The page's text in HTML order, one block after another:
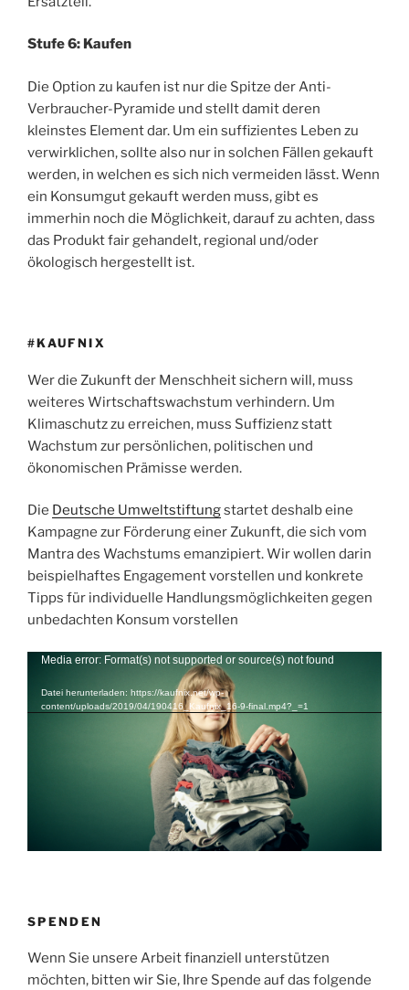
Stufe 6: Kaufen
Die Option zu kaufen ist nur die Spitze der Anti-
Verbraucher-Pyramide und stellt damit deren
kleinstes Element dar. Um ein suffizientes Leben zu
verwirklichen, sollte also nur in solchen Fällen gekauft
werden, in welchen es sich nich vermeiden lässt. Wenn
ein Konsumgut gekauft werden muss, gibt es
immerhin noch die Möglichkeit, darauf zu achten, dass
das Produkt fair gehandelt, regional und/oder
ökologisch hergestellt ist.
#KAUFNIX
Wer die Zukunft der Menschheit sichern will, muss
weiteres Wirtschaftswachstum verhindern. Um
Klimaschutz zu erreichen, muss Suffizienz statt
Wachstum zur persönlichen, politischen und
ökonomischen Prämisse werden.
Die Deutsche Umweltstiftungstartet deshalb eine
Kampagne zur Förderung einer Zukunft, die sich vom
Mantra des Wachstums emanzipiert. Wir wollen darin
beispielhaftes Engagement vorstellen und konkrete
Tipps für individuelle Handlungsmöglichkeiten gegen
unbedachten Konsum vorstellen
Video-
Media error: Format(s) not supported or source(s) not found
Datei herunterladen: https://kaufnix.net/wp-
content/uploads/2019/04/190416_Kaufnix_16-9-final.mp4?_=1
SPENDEN
Wenn Sie unsere Arbeit finanziell unterstützen
möchten, bitten wir Sie, Ihre Spende auf das folgende